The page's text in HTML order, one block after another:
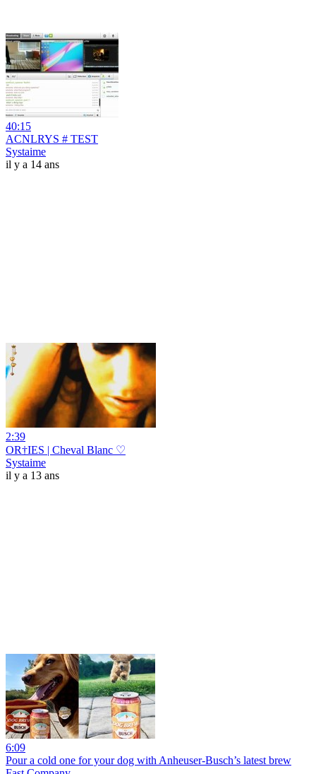
40:15
ACNLRYS # TEST
Systaime
il y a 14 ans
2:39
OR†IES | Cheval Blanc ♡
Systaime
il y a 13 ans
6:09
Pour a cold one for your dog with Anheuser-Busch’s latest brew